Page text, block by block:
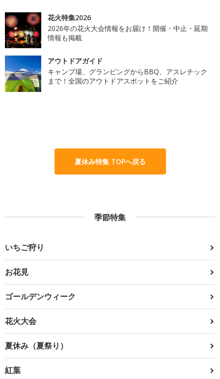
花火特集2026
2026年の花火大会情報をお届け！開催・中止・延期
情報も掲載
アウトドアガイド
キャンプ場、グランピングからBBQ、アスレチック
まで！全国のアウトドアスポットをご紹介
夏休み特集 TOPへ戻る
季節特集
いちご狩り
お花見
ゴールデンウィーク
花火大会
夏休み（夏祭り）
紅葉